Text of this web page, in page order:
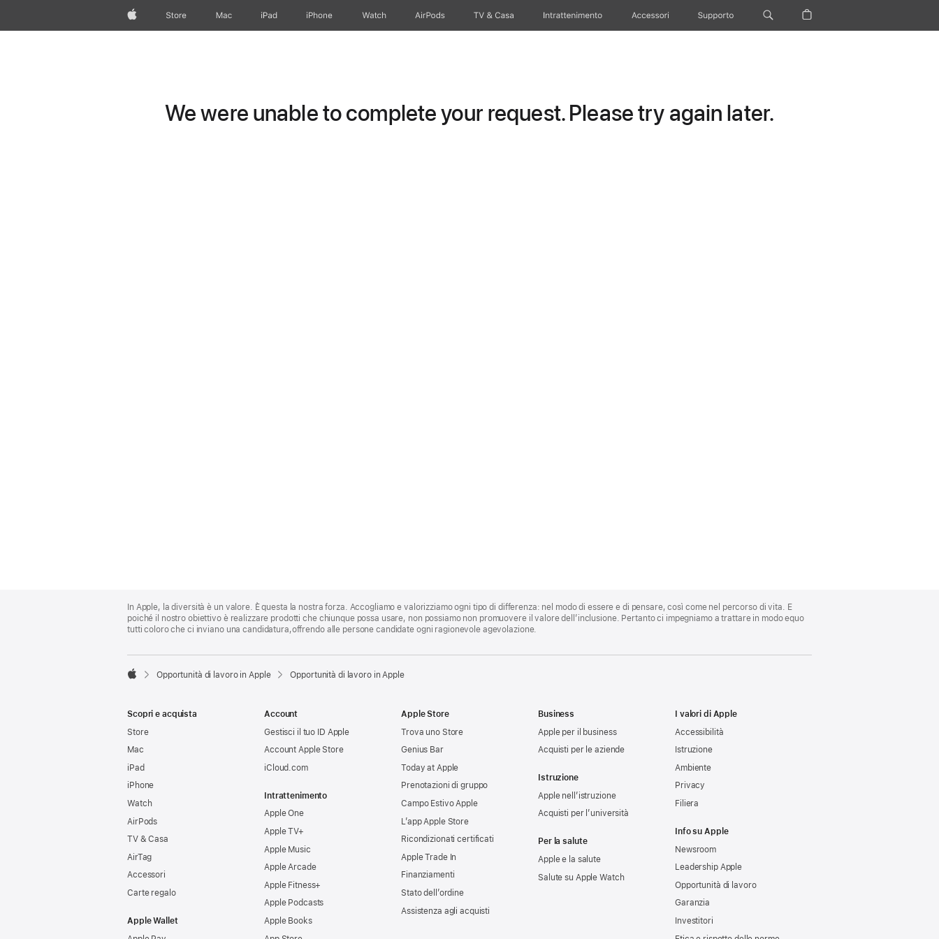
AppleStore Mac iPad iPhone Watch AirPods TV & Casa Intrattenimento Accessori Supporto
We were unable to complete your request. Please try again later.
Footer
In Apple, la diversità è un valore. È questa la nostra forza. Accogliamo e valorizziamo ogni tipo di differenza: nel modo di essere e di pensare, così come nel percorso di vita. E
poiché il nostro obiettivo è realizzare prodotti che chiunque possa usare, non possiamo non promuovere il valore dell’inclusione. Pertanto ci impegniamo a trattare in modo equo
tutti coloro che ci inviano una candidatura,offrendo alle persone candidate ogni ragionevole agevolazione.

Opportunità di lavoro in Apple Opportunità di lavoro in Apple
Scopri e acquista
Store
Mac
iPad
iPhone
Watch
AirPods
TV & Casa
AirTag
Accessori
Carte regalo
Apple Wallet
Account
Gestisci il tuo ID Apple
Account Apple Store
iCloud.com
Intrattenimento
Apple One
Apple TV+
Apple Music
Apple Arcade
Apple Fitness+
Apple Podcasts
Apple Books
Apple Store
Trova uno Store
Genius Bar
Today at Apple
Prenotazioni di gruppo
Campo Estivo Apple
L’app Apple Store
Ricondizionati certificati
Apple Trade In
Finanziamenti
Stato dell’ordine
Assistenza agli acquisti
Business
Apple per il business
Acquisti per le aziende
Istruzione
Apple nell’istruzione
Acquisti per l’università
Per la salute
Apple e la salute
Salute su Apple Watch
I valori di Apple
Accessibilità
Istruzione
Ambiente
Privacy
Filiera
Info su Apple
Newsroom
Leadership Apple
Opportunità di lavoro
Garanzia
Investitori